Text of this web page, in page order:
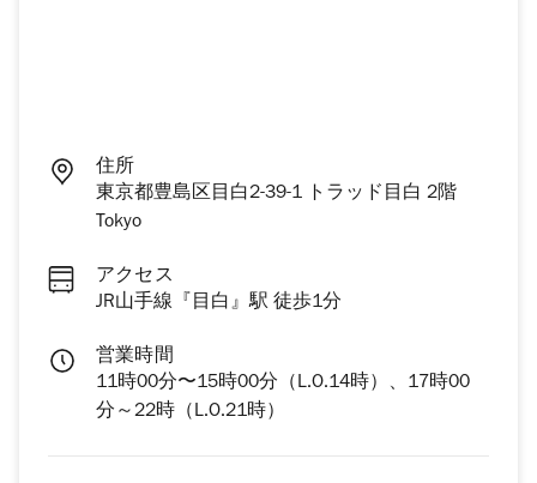
住所
東京都豊島区目白2-39-1 トラッド目白 2階
Tokyo
アクセス
JR山手線『目白』駅 徒歩1分
営業時間
11時00分〜15時00分（L.O.14時）、17時00
分～22時（L.O.21時）